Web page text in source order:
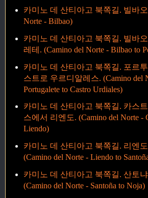
카미노 데 산티아고 북쪽길. 빌바오
Norte - Bilbao)
카미노 데 산티아고 북쪽길. 빌바
레테. (Camino del Norte - Bilbao to
카미노 데 산티아고 북쪽길. 포르
스트로 우르디알레스. (Camino del
Portugalete to Castro Urdiales)
카미노 데 산티아고 북쪽길. 카스
스에서 리엔도. (Camino del Norte -
Liendo)
카미노 데 산티아고 북쪽길. 리엔
(Camino del Norte - Liendo to
카미노 데 산티아고 북쪽길. 산토
(Camino del Norte - Santoña to Noja)